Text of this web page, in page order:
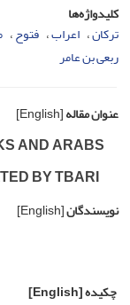
کلیدواژه‌ها
ترکان اعراب فتوح
ربعى بن عامر
عنوان مقاله[English]
AND ARABS
BY TBARI
نویسندگان[English]
چکیده[English]